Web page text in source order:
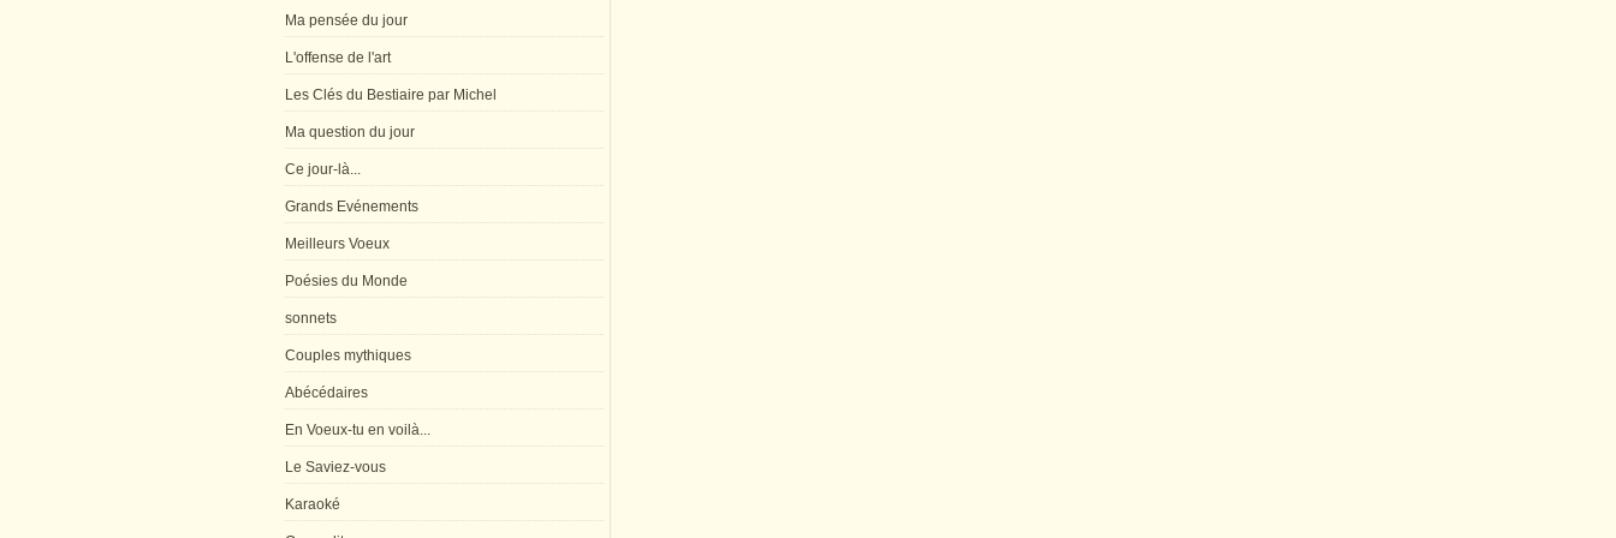
Ma pensée du jour
L'offense de l'art
Les Clés du Bestiaire par Michel
Ma question du jour
Ce jour-là...
Grands Evénements
Meilleurs Voeux
Poésies du Monde
sonnets
Couples mythiques
Abécédaires
En Voeux-tu en voilà...
Le Saviez-vous
Karaoké